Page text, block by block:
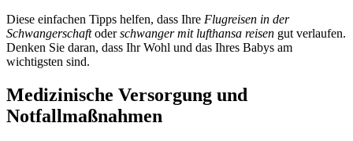
Diese einfachen Tipps helfen, dass Ihre Flugreisen in der
Schwangerschaftoderschwanger mit lufthansa reisen gut verlaufen.
Denken Sie daran, dass Ihr Wohl und das Ihres Babys am
wichtigsten sind.
Medizinische Versorgung und
Notfallmaßnahmen